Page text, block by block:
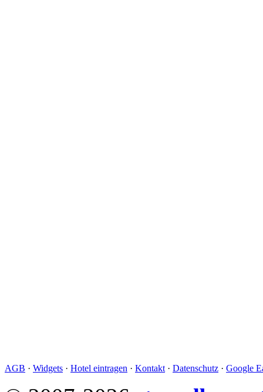
AGB · Widgets · Hotel eintragen · Kontakt · Datenschutz · Google